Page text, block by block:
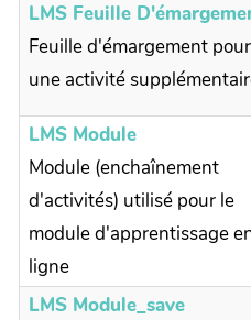
LMS Feuille
Feuille d'émargement pour
une activité
LMS Module
Module (enchaînement
d'activités) utilisé pour le
module d'apprentissage
ligne
LMS Module_save